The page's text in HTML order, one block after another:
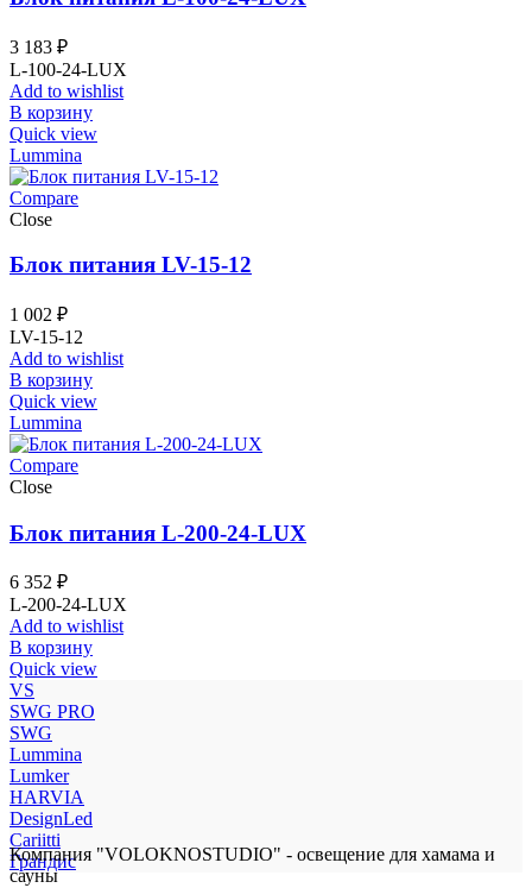
3 183 ₽
L-100-24-LUX
Add to wishlist
В корзину
Quick view
Lummina
Compare
Close
Блок питания LV-15-12
1 002 ₽
LV-15-12
Add to wishlist
В корзину
Quick view
Lummina
Compare
Close
Блок питания L-200-24-LUX
6 352 ₽
L-200-24-LUX
Add to wishlist
В корзину
Quick view
VS
SWG PRO
SWG
Lummina
Lumker
HARVIA
DesignLed
Cariitti
Грандис
Компания "VOLOKNOSTUDIO" - освещение для хамама и
сауны